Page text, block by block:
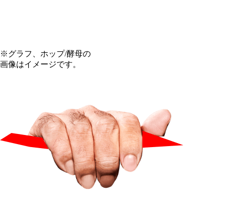
※グラフ、ホップ/酵母の
画像はイメージです。